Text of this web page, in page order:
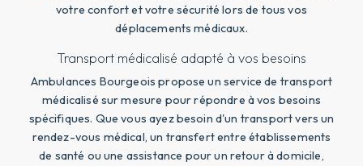
votre confort et votre sécurité lors de tous vos
déplacements médicaux.
Transport médicalisé adapté à vos besoins
Ambulances Bourgeois propose un service de transport
médicalisé sur mesure pour répondre à vos besoins
spécifiques. Que vous ayez besoin d'un transport vers un
rendez-vous médical, un transfert entre établissements
de santé ou une assistance pour un retour à domicile,